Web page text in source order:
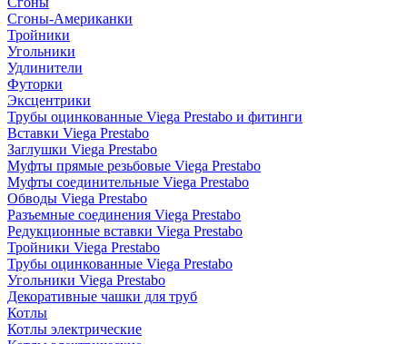
Сгоны-Американки
Тройники
Угольники
Удлинители
Футорки
Эксцентрики
Трубы оцинкованные Viega Prestabo и фитинги
Вставки Viega Prestabo
Заглушки Viega Prestabo
Муфты прямые резьбовые Viega Prestabo
Муфты соединительные Viega Prestabo
Обводы Viega Prestabo
Разъемные соединения Viega Prestabo
Редукционные вставки Viega Prestabo
Тройники Viega Prestabo
Трубы оцинкованные Viega Prestabo
Угольники Viega Prestabo
Декоративные чашки для труб
Котлы
Котлы электрические